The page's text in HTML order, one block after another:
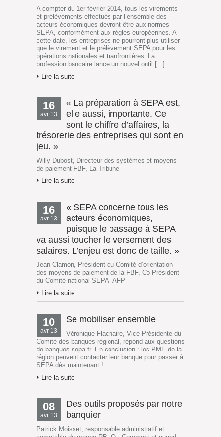
A compter du 1er février 2014, tous les virements
et prélèvements effectués par l’ensemble des
acteurs économiques devront être aux normes
SEPA, conformément aux règles européennes. A
cette date, les entreprises ne pourront plus utiliser
que le virement et le prélèvement SEPA pour les
opérations nationales et tranfrontières. La
profession bancaire lance un nouvel outil [...]
Lire la suite
16
avr 13
« La préparation à SEPA est,
elle aussi, importante. Ce
sont le chiffre d’affaires, la
trésorerie des entreprises qui sont en
jeu. »
Willy Dubost, Directeur des systèmes et moyens
de paiement FBF, La Tribune
Lire la suite
16
avr 13
« SEPA concerne tous les
acteurs économiques,
puisque le passage à SEPA
va aussi toucher le versement des
salaires. L’enjeu est donc de taille. »
Jean Clamon, Président du Comité d’orientation
des moyens de paiement de la FBF, Co-Président
du Comité national SEPA, AFP
Lire la suite
10
avr 13
Se mobiliser ensemble
Véronique Flachaire, Vice-Présidente du
Comité des banques régional, répond aux questions
de banques-sepa.fr. En conclusion : les PME de la
région peuvent contacter leur banque pour passer à
SEPA dès maintenant !
Lire la suite
08
avr 13
Des outils proposés par notre
banquier
Patrick Moisset, responsable administratif et